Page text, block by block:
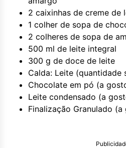
2 caixinhas de creme de
1 colher de sopa de
2 colheres de sopa de
500 ml de leite integral
300 g de doce de leite
Calda: Leite (quantidade
Chocolate em pó (a
Leite condensado (a
Finalização Granulado (a